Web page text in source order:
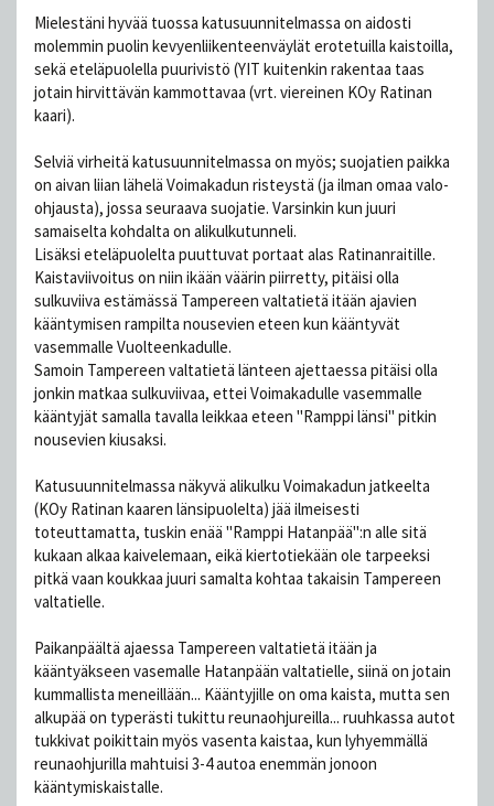
Mielestäni hyvää tuossa katusuunnitelmassa on aidosti
molemmin puolin kevyenliikenteenväylät erotetuilla kaistoilla,
sekä eteläpuolella puurivistö (YIT kuitenkin rakentaa taas
jotain hirvittävän kammottavaa (vrt. viereinen KOy Ratinan
kaari).
Selviä virheitä katusuunnitelmassa on myös; suojatien paikka
on aivan liian lähelä Voimakadun risteystä (ja ilman omaa valo-
ohjausta), jossa seuraava suojatie. Varsinkin kun juuri
samaiselta kohdalta on alikulkutunneli.
Lisäksi eteläpuolelta puuttuvat portaat alas Ratinanraitille.
Kaistaviivoitus on niin ikään väärin piirretty, pitäisi olla
sulkuviiva estämässä Tampereen valtatietä itään ajavien
kääntymisen rampilta nousevien eteen kun kääntyvät
vasemmalle Vuolteenkadulle.
Samoin Tampereen valtatietä länteen ajettaessa pitäisi olla
jonkin matkaa sulkuviivaa, ettei Voimakadulle vasemmalle
kääntyjät samalla tavalla leikkaa eteen "Ramppi länsi" pitkin
nousevien kiusaksi.
Katusuunnitelmassa näkyvä alikulku Voimakadun jatkeelta
(KOy Ratinan kaaren länsipuolelta) jää ilmeisesti
toteuttamatta, tuskin enää "Ramppi Hatanpää":n alle sitä
kukaan alkaa kaivelemaan, eikä kiertotiekään ole tarpeeksi
pitkä vaan koukkaa juuri samalta kohtaa takaisin Tampereen
valtatielle.
Paikanpäältä ajaessa Tampereen valtatietä itään ja
kääntyäkseen vasemalle Hatanpään valtatielle, siinä on jotain
kummallista meneillään... Kääntyjille on oma kaista, mutta sen
alkupää on typerästi tukittu reunaohjureilla... ruuhkassa autot
tukkivat poikittain myös vasenta kaistaa, kun lyhyemmällä
reunaohjurilla mahtuisi 3-4 autoa enemmän jonoon
kääntymiskaistalle.